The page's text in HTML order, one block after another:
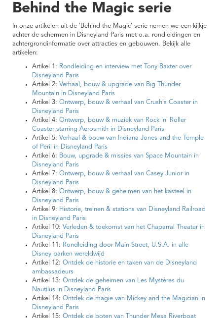
Behind the Magic serie
In onze artikelen uit de 'Behind the Magic' serie nemen we een kijkje
achter de schermen in Disneyland Paris met o.a. rondleidingen en
achtergrondinformatie over attracties en gebouwen. Bekijk alle
artikelen:
Artikel 1: Rondleiding en interview met Tony Baxter over
Disneyland Paris
Artikel 2: Verhaal, bouw & upgrade van Big Thunder
Mountain in Disneyland Paris
Artikel 3: Ontwerp, bouw & verhaal van Crush's Coaster in
Disneyland Paris
Artikel 4: Ontwerp, bouw & muziek van Rock 'n' Roller
Coaster starring Aerosmith in Disneyland Paris
Artikel 5: Verhaal & bouw van Indiana Jones and the Temple
of Peril in Disneyland Paris
Artikel 6: Bouw, upgrade & missies van Space Mountain in
Disneyland Paris
Artikel 7: Ontwerp, bouw & verhaal van Casey Junior in
Disneyland Paris
Artikel 8: Ontwerp, bouw & geheimen van het kasteel in
Disneyland Paris
Artikel 9: Historie, treinen & stations van Disneyland Railroad
in Disneyland Paris
Artikel 10: Verleden & toekomst van het Chaparral Theater in
Disneyland Paris
Artikel 11: Rondleiding door Main Street, U.S.A. in alle
Disney parken wereldwijd
Artikel 12: Ontdek de historie en taken van de Disneyland
ambassadeurs
Artikel 13: Ontdek de geheimen van Les Mystères du
Nautilus in Disneyland Paris
Artikel 14: Ontdek de magie van Mickey and the Magician in
Disneyland Paris
Artikel 15: Ontdek de boten van Thunder Mesa Riverboat